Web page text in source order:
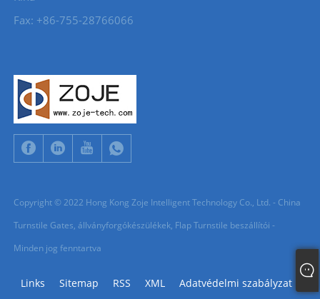
Fax: +86-755-28766066
Copyright © 2022 Hong Kong Zoje Intelligent Technology Co., Ltd. - China
Turnstile Gates, állványforgókészülékek, Flap Turnstile beszállítói -
Minden jog fenntartva
Links Sitemap RSS XML Adatvédelmi szabályzat